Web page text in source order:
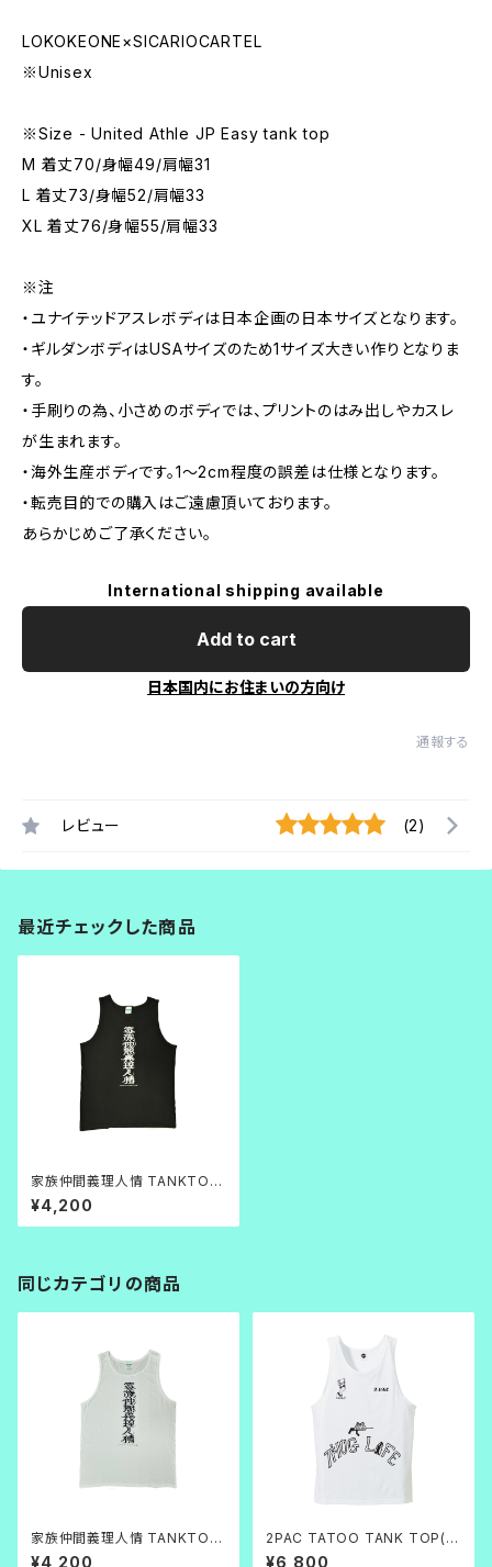
LOKOKEONE×SICARIOCARTEL
※Unisex
※Size - United Athle JP Easy tank top
M 着丈70/身幅49/肩幅31
L 着丈73/身幅52/肩幅33
XL 着丈76/身幅55/肩幅33
※注
・ユナイテッドアスレボディは日本企画の日本サイズとなります。
・ギルダンボディはUSAサイズのため1サイズ大きい作りとなりま
す。
・手刷りの為、小さめのボディでは、プリントのはみ出しやカスレ
が生まれます。
・海外生産ボディです。1～2cm程度の誤差は仕様となります。
・転売目的での購入はご遠慮頂いております。
あらかじめご了承ください。
International shipping available
Add to cart
日本国内にお住まいの方向け
通報する
レビュー (2)
最近チェックした商品
家族仲間義理人情 TANKTOP
黒
¥4,200
同じカテゴリの商品
家族仲間義理人情 TANKTOP
白
¥4,200
2PAC TATOO TANK TOP(W
H）
¥6,800